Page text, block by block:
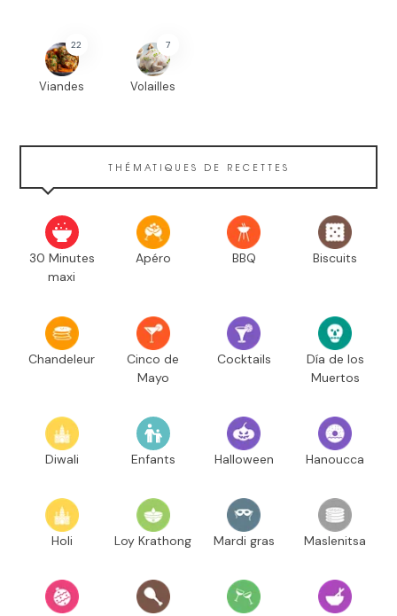
22
Viandes
7
Volailles
THÉMATIQUES DE RECETTES
30 Minutes
maxi
Apéro BBQ Biscuits
Chandeleur
Cinco de
Mayo
Cocktails
Día de los
Muertos
Diwali Enfants Halloween Hanoucca
Holi Loy Krathong Mardi gras Maslenitsa